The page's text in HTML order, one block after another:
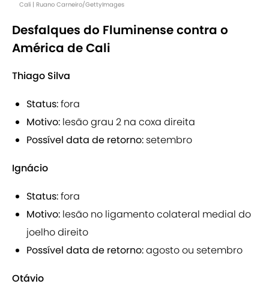
Cali | Ruano Carneiro/GettyImages
Desfalques do Fluminense contra o
América de Cali
Thiago Silva
Status:fora
Motivo: lesão grau 2 na coxa direita
Possível data de retorno: setembro
Ignácio
Status:fora
Motivo: lesão no ligamento colateral medial do
joelho direito
Possível data de retorno:agosto ou setembro
Otávio